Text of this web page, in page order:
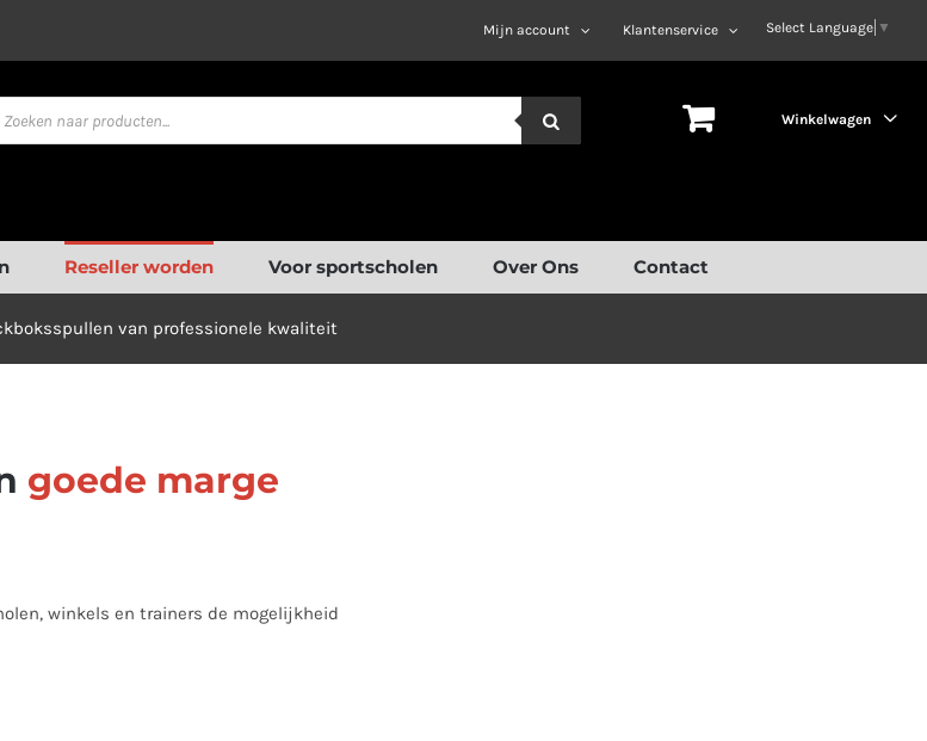
Select Language ▼
Mijn account Klantenservice
Winkelwagen
Reseller worden Voor sportscholen Over Ons Contact
van professionele kwaliteit
goede marge
winkels en trainers de mogelijkheid